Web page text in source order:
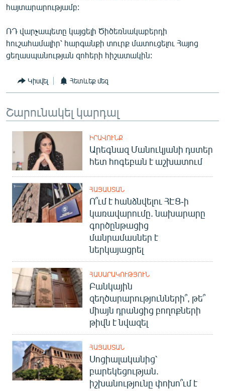
«Ազատության» բոլոր կայքերը
հայտարարությամբ:
ՌԴ վարչապետը կայցելի Ծիծեռնակաբերդի
հուշահամալիր՝ հարգանքի տուրք մատուցելու Հայոց
ցեղասպանության զոհերի հիշատակին:
Կիսվել Հետևեք մեզ
Շարունակել կարդալ
ԻՐԱՎՈՒՆՔ
Արեգնազ Մանուկյանի դստեր
հետ հոգեբան է աշխատում
ՀԱՅԱՍՏԱՆ
Ո՞ւմ է հանձնվելու ՀԷՑ-ի
կառավարումը. նախարարը
գործընթացից
մանրամասներ է
ներկայացրել
ՀԱՍԱՐԱԿՈՒԹՅՈՒՆ
Բանկային
զեղծարարությունների՞, թե՞
միայն դրանցից բողոքների
թիվն է նվազել
ՀԱՅԱՍՏԱՆ
Սոցիալականից՝
բարեկեցության.
իշխանությունը փոխո՞ւմ է